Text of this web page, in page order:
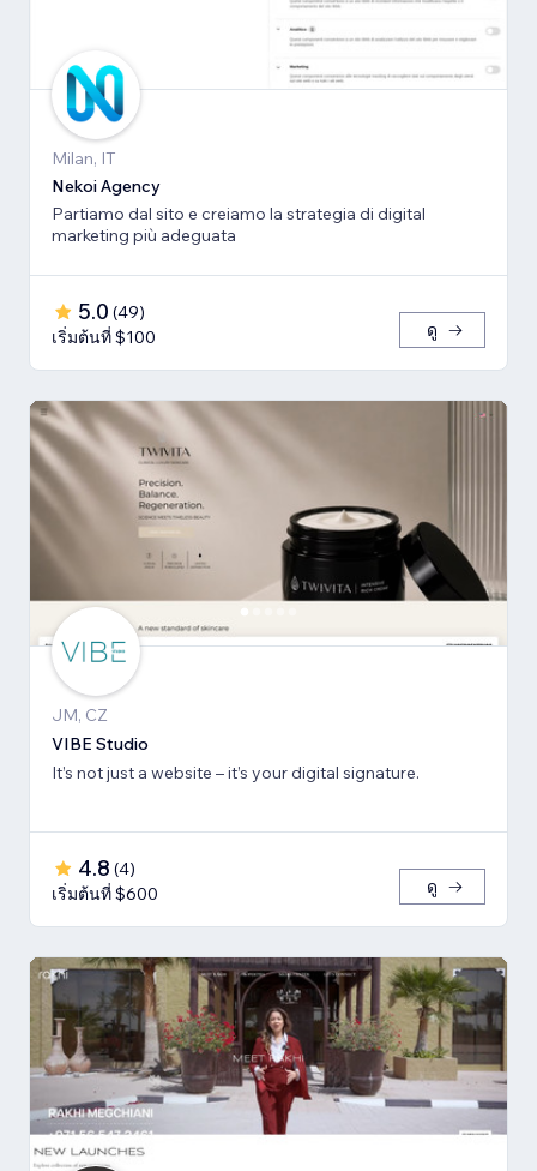
Milan, IT
Nekoi Agency
Partiamo dal sito e creiamo la strategia di digital
marketing più adeguata
5.0 (49)
เริ่มต้นที่ $100
ดู
JM, CZ
VIBE Studio
It’s not just a website – it’s your digital signature.
4.8 (4)
เริ่มต้นที่ $600
ดู